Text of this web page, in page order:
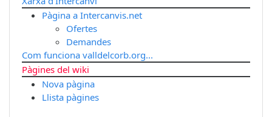
Pàgina a Intercanvis.net
Ofertes
Demandes
Com funciona valldelcorb.org...
Pàgines del wiki
Nova pàgina
Llista pàgines